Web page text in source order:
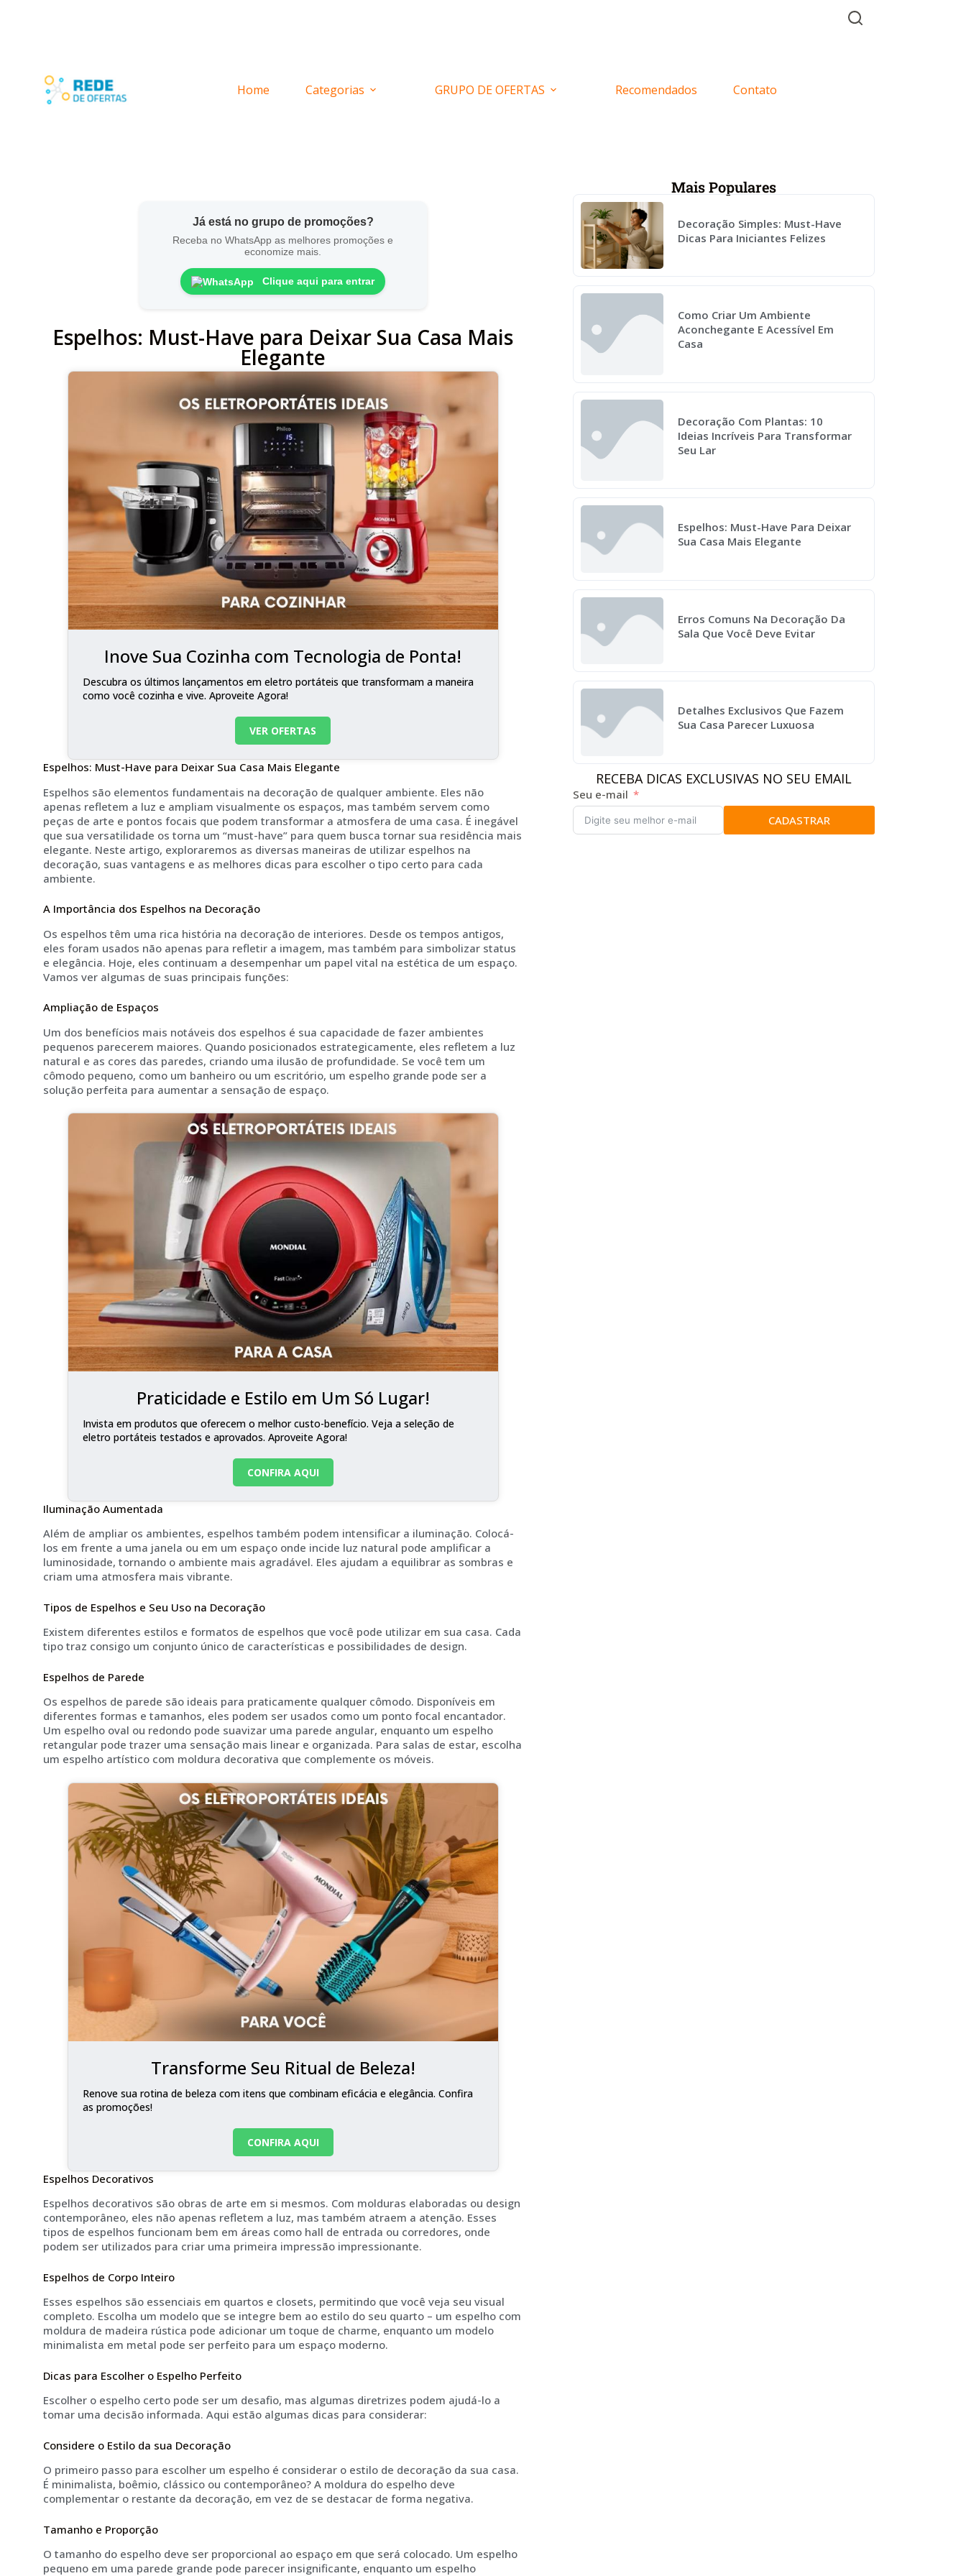
Home Categorias GRUPO DE OFERTAS Recomendados Contato
Já está no grupo de promoções?
Receba no WhatsApp as melhores promoções e
economize mais.
Clique aqui para entrar
Espelhos: Must-Have para Deixar Sua Casa Mais
Elegante
Inove Sua Cozinha com Tecnologia de Ponta!
Descubra os últimos lançamentos em eletro portáteis que transformam a maneira
como você cozinha e vive. Aproveite Agora!
VER OFERTAS
Espelhos: Must-Have para Deixar Sua Casa Mais Elegante
Espelhos são elementos fundamentais na decoração de qualquer ambiente. Eles não
apenas refletem a luz e ampliam visualmente os espaços, mas também servem como
peças de arte e pontos focais que podem transformar a atmosfera de uma casa. É inegável
que sua versatilidade os torna um “must-have” para quem busca tornar sua residência mais
elegante. Neste artigo, exploraremos as diversas maneiras de utilizar espelhos na
decoração, suas vantagens e as melhores dicas para escolher o tipo certo para cada
ambiente.
A Importância dos Espelhos na Decoração
Os espelhos têm uma rica história na decoração de interiores. Desde os tempos antigos,
eles foram usados não apenas para refletir a imagem, mas também para simbolizar status
e elegância. Hoje, eles continuam a desempenhar um papel vital na estética de um espaço.
Vamos ver algumas de suas principais funções:
Ampliação de Espaços
Um dos benefícios mais notáveis dos espelhos é sua capacidade de fazer ambientes
pequenos parecerem maiores. Quando posicionados estrategicamente, eles refletem a luz
natural e as cores das paredes, criando uma ilusão de profundidade. Se você tem um
cômodo pequeno, como um banheiro ou um escritório, um espelho grande pode ser a
solução perfeita para aumentar a sensação de espaço.
Praticidade e Estilo em Um Só Lugar!
Invista em produtos que oferecem o melhor custo-benefício. Veja a seleção de
eletro portáteis testados e aprovados. Aproveite Agora!
CONFIRA AQUI
Iluminação Aumentada
Além de ampliar os ambientes, espelhos também podem intensificar a iluminação. Colocá-
los em frente a uma janela ou em um espaço onde incide luz natural pode amplificar a
luminosidade, tornando o ambiente mais agradável. Eles ajudam a equilibrar as sombras e
criam uma atmosfera mais vibrante.
Tipos de Espelhos e Seu Uso na Decoração
Existem diferentes estilos e formatos de espelhos que você pode utilizar em sua casa. Cada
tipo traz consigo um conjunto único de características e possibilidades de design.
Espelhos de Parede
Os espelhos de parede são ideais para praticamente qualquer cômodo. Disponíveis em
diferentes formas e tamanhos, eles podem ser usados como um ponto focal encantador.
Um espelho oval ou redondo pode suavizar uma parede angular, enquanto um espelho
retangular pode trazer uma sensação mais linear e organizada. Para salas de estar, escolha
um espelho artístico com moldura decorativa que complemente os móveis.
Transforme Seu Ritual de Beleza!
Renove sua rotina de beleza com itens que combinam eficácia e elegância. Confira
as promoções!
CONFIRA AQUI
Espelhos Decorativos
Espelhos decorativos são obras de arte em si mesmos. Com molduras elaboradas ou design
contemporâneo, eles não apenas refletem a luz, mas também atraem a atenção. Esses
tipos de espelhos funcionam bem em áreas como hall de entrada ou corredores, onde
podem ser utilizados para criar uma primeira impressão impressionante.
Espelhos de Corpo Inteiro
Esses espelhos são essenciais em quartos e closets, permitindo que você veja seu visual
completo. Escolha um modelo que se integre bem ao estilo do seu quarto – um espelho com
moldura de madeira rústica pode adicionar um toque de charme, enquanto um modelo
minimalista em metal pode ser perfeito para um espaço moderno.
Dicas para Escolher o Espelho Perfeito
Escolher o espelho certo pode ser um desafio, mas algumas diretrizes podem ajudá-lo a
tomar uma decisão informada. Aqui estão algumas dicas para considerar:
Considere o Estilo da sua Decoração
O primeiro passo para escolher um espelho é considerar o estilo de decoração da sua casa.
É minimalista, boêmio, clássico ou contemporâneo? A moldura do espelho deve
complementar o restante da decoração, em vez de se destacar de forma negativa.
Tamanho e Proporção
O tamanho do espelho deve ser proporcional ao espaço em que será colocado. Um espelho
pequeno em uma parede grande pode parecer insignificante, enquanto um espelho
Mais Populares
Decoração Simples: Must-Have
Dicas Para Iniciantes Felizes
Como Criar Um Ambiente
Aconchegante E Acessível Em
Casa
Decoração Com Plantas: 10
Ideias Incríveis Para Transformar
Seu Lar
Espelhos: Must-Have Para Deixar
Sua Casa Mais Elegante
Erros Comuns Na Decoração Da
Sala Que Você Deve Evitar
Detalhes Exclusivos Que Fazem
Sua Casa Parecer Luxuosa
RECEBA DICAS EXCLUSIVAS NO SEU EMAIL
Seu e-mail
CADASTRAR